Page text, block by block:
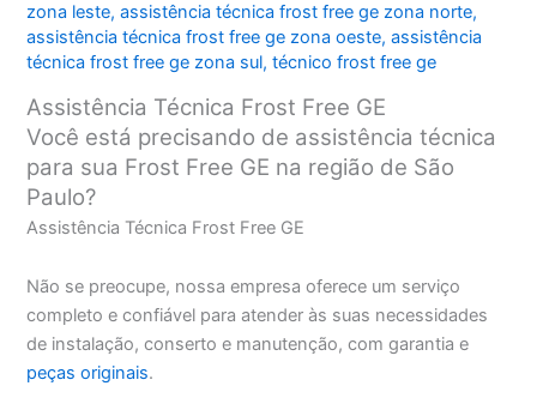
zona leste,assistência técnica frost free ge zona norte,
assistência técnica frost free ge zona oeste,assistência
técnica frost free ge zona sul,técnico frost free ge
Assistência Técnica Frost Free GE
Você está precisando de assistência técnica
para sua Frost Free GE na região de São
Paulo?
Assistência Técnica Frost Free GE
Não se preocupe, nossa empresa oferece um serviço
completo e confiável para atender às suas necessidades
de instalação, conserto e manutenção, com garantia e
peças originais.